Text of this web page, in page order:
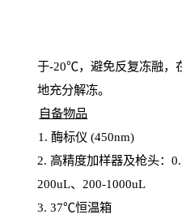
于-20℃，避免反复冻融，
地充分解冻。
自备物品
1 . 酶标仪 (450nm)
2. 高精度加样器及枪头：
200uL、 200-1000uL
3. 37℃恒温箱